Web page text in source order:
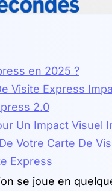
en 2025 ?
Visite Express
2.0
Un Impact Visuel
Votre Carte De
Express
se joue en